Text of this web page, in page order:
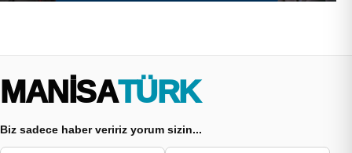
MANİSA TÜRK
Biz sadece haber veririz yorum sizin...